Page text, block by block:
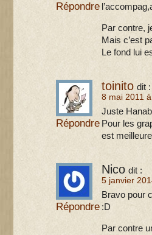
Par contre,
Mais c’est
Le fond lui
Répondre
toinito dit :
8 mai 2011
Juste
Pour les
est
Répondre
Nico dit :
5 janvier
Bravo pour
:D
Par contre
Répondre